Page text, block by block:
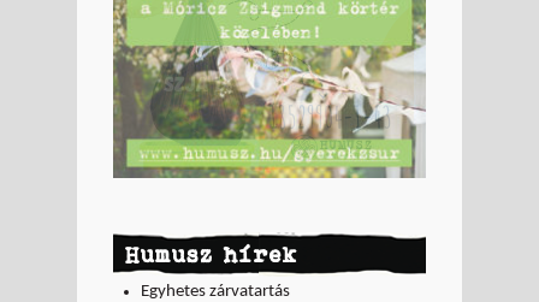
Humusz hírek
Egyhetes zárvatartás